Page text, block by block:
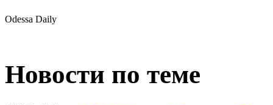
Odessa Daily
Новости по теме